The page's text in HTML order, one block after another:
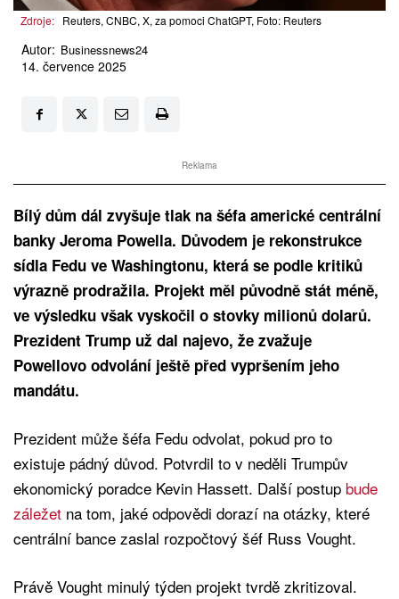
Zdroje: Reuters, CNBC, X, za pomoci ChatGPT, Foto: Reuters
Autor: Businessnews24
14. července 2025
Reklama
Bílý dům dál zvyšuje tlak na šéfa americké centrální
banky Jeroma Powella. Důvodem je rekonstrukce
sídla Fedu ve Washingtonu, která se podle kritiků
výrazně prodražila. Projekt měl původně stát méně,
ve výsledku však vyskočil o stovky milionů dolarů.
Prezident Trump už dal najevo, že zvažuje
Powellovo odvolání ještě před vypršením jeho
mandátu.
Prezident může šéfa Fedu odvolat, pokud pro to
existuje pádný důvod. Potvrdil to v neděli Trumpův
ekonomický poradce Kevin Hassett. Další postup bude
záležet na tom, jaké odpovědi dorazí na otázky, které
centrální bance zaslal rozpočtový šéf Russ Vought.
Právě Vought minulý týden projekt tvrdě zkritizoval.